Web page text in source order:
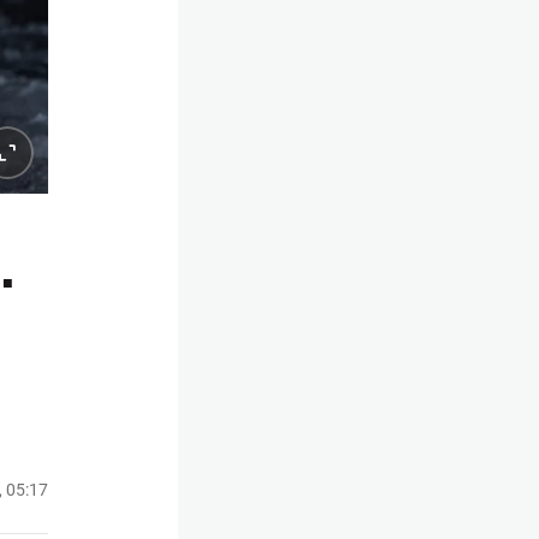
05:17